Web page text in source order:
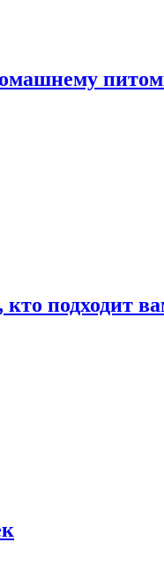
подходит